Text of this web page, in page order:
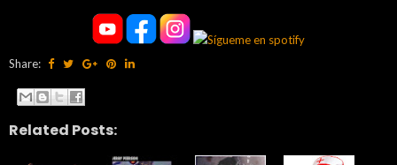
Share:
Related Posts: